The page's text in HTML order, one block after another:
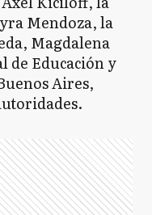
Mendoza, la
Magdalena
de Educación y
Aires,